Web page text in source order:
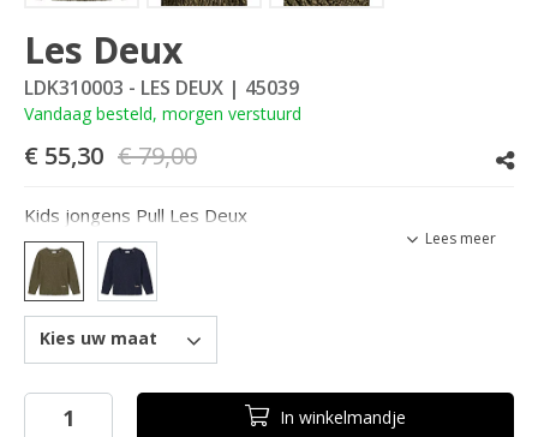
Les Deux
LDK310003 - LES DEUX | 45039
Vandaag besteld, morgen verstuurd
€ 79,00
€ 55,30
Kids jongens Pull Les Deux
Lees meer
Kies uw maat
In winkelmandje